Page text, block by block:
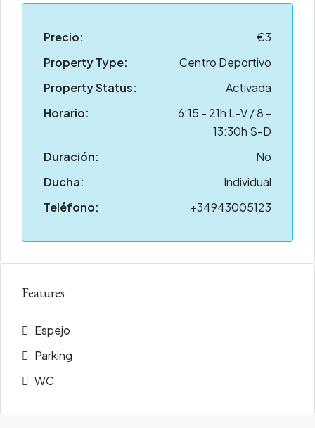
Precio:
€3
Property Type:
Centro Deportivo
Property Status:
Activada
Horario:
6:15 - 21h L-V / 8 -
13:30h S-D
Duración:
No
Ducha:
Individual
Teléfono:
+34943005123
Features
Espejo
Parking
WC